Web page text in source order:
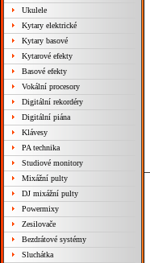
Ukulele
Kytary elektrické
Kytary basové
Kytarové efekty
Basové efekty
Vokální procesory
Digitální rekordéry
Digitální piána
Klávesy
PA technika
Studiové monitory
Mixážní pulty
DJ mixážní pulty
Powermixy
Zesilovače
Bezdrátové systémy
Sluchátka